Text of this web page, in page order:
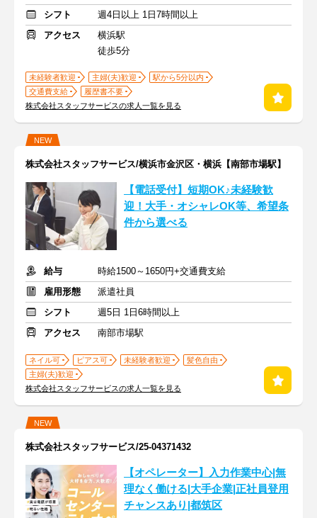
シフト
週4日以上 1日7時間以上
アクセス
横浜駅
徒歩5分
未経験者歓迎 主婦(夫)歓迎
駅から5分以内
交通費支給
履歴書不要
株式会社スタッフサービスの求人一覧を見る
NEW
株式会社スタッフサービス/横浜市金沢区・横浜【南部市場駅】
【電話受付】短期OK♪未経験歓
迎！大手・オシャレOK等、希望条
件から選べる
給与
時給1500～1650円+交通費支給
雇用形態
派遣社員
シフト
週5日 1日6時間以上
アクセス
南部市場駅
ネイル可 ピアス可 未経験者歓迎
髪色自由
主婦(夫)歓迎
株式会社スタッフサービスの求人一覧を見る
NEW
株式会社スタッフサービス/25-04371432
【オペレーター】入力作業中心|無
理なく働ける|大手企業|正社員登用
チャンスあり|都筑区